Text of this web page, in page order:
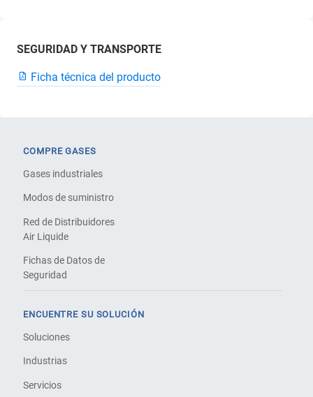
SEGURIDAD Y TRANSPORTE
Ficha técnica del producto
COMPRE GASES
Gases industriales
Modos de suministro
Red de Distribuidores
Air Liquide
Fichas de Datos de
Seguridad
ENCUENTRE SU SOLUCIÓN
Soluciones
Industrias
Servicios